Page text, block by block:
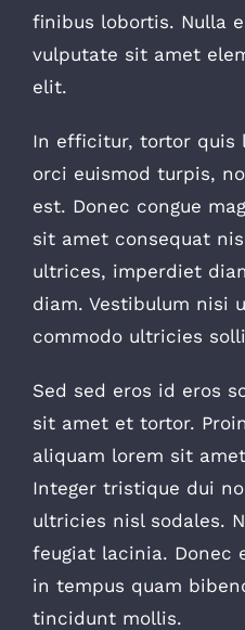
finibus lobortis. Nulla
vulputate sit amet
elit.
In efficitur, tortor quis
orci euismod turpis,
est. Donec congue
sit amet consequat
ultrices, imperdiet
diam. Vestibulum nisi
commodo ultricies
Sed sed eros id eros
sit amet et tortor.
aliquam lorem sit
Integer tristique dui
ultricies nisl sodales.
feugiat lacinia. Donec
in tempus quam
tincidunt mollis.